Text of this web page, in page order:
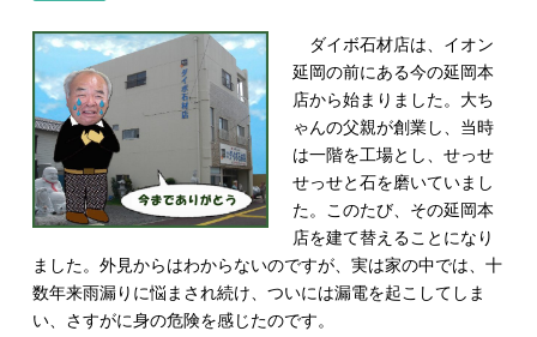
ダイボ石材店は、イオン
延岡の前にある今の延岡本
店から始まりました。大ち
ゃんの父親が創業し、当時
は一階を工場とし、せっせ
せっせと石を磨いていまし
た。このたび、その延岡本
店を建て替えることになり
ました。外見からはわからないのですが、実は家の中では、十
数年来雨漏りに悩まされ続け、ついには漏電を起こしてしま
い、さすがに身の危険を感じたのです。